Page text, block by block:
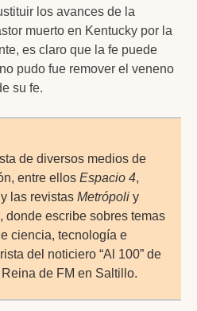
los avances de la
muerto en Kentucky por la
es claro que la fe puede
pudo fue remover el veneno
su fe.
de diversos medios de
entre ellos Espacio 4,
y las revistas Metrópoli y
, donde escribe sobres temas
ciencia, tecnología e
del noticiero “Al 100” de
de FM en Saltillo.